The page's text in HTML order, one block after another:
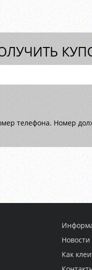
телефона. Номер
Новости
Как